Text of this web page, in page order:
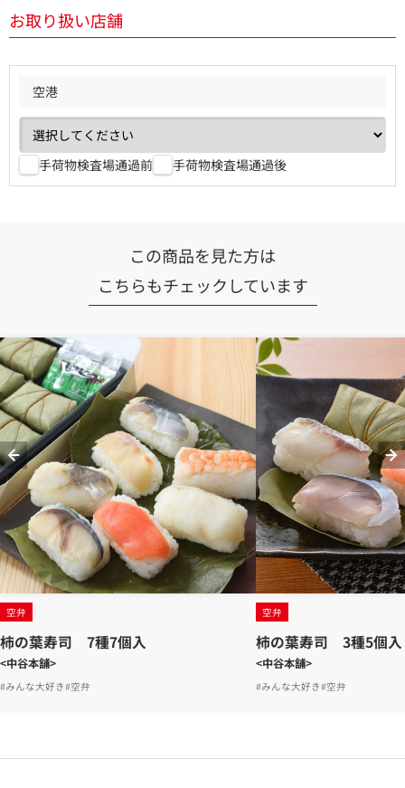
お取り扱い店舗
空港
手荷物検査場通過前 手荷物検査場通過後
この商品を見た方は
こちらもチェックしています
空弁
柿の葉寿司 7種7個入
<中谷本舗>
#みんな大好き#空弁
空弁
柿の葉寿司 3種5個入
<中谷本舗>
#みんな大好き#空弁